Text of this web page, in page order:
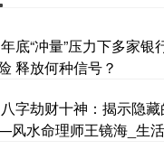
底“冲量”压力下多家银
释放何种信号？
字劫财十神：揭示隐
水命理师王镜海_生